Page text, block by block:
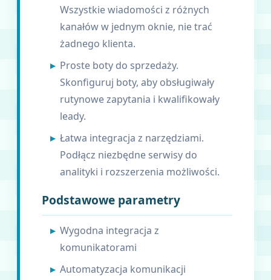
Wszystkie wiadomości z różnych
kanałów w jednym oknie, nie trać
żadnego klienta.
Proste boty do sprzedaży.
Skonfiguruj boty, aby obsługiwały
rutynowe zapytania i kwalifikowały
leady.
Łatwa integracja z narzędziami.
Podłącz niezbędne serwisy do
analityki i rozszerzenia możliwości.
Podstawowe parametry
Wygodna integracja z
komunikatorami
Automatyzacja komunikacji